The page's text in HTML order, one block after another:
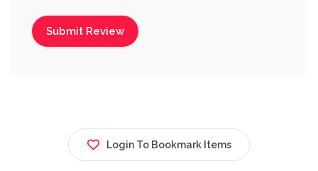
Login To Bookmark Items